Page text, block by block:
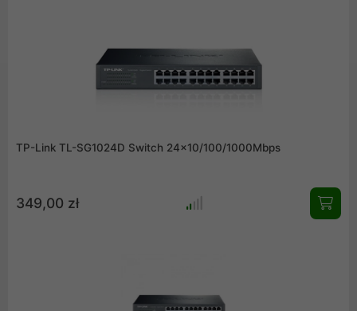
TP-Link TL-SG1024D Switch 24x10/100/1000Mbps
349,00 zł